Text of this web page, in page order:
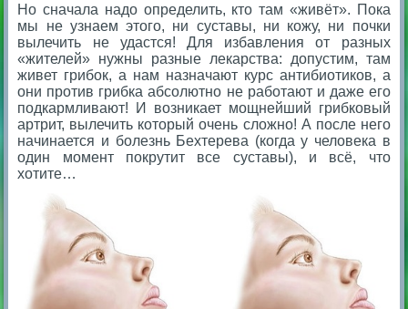
Но сначала надо определить, кто там «живёт». Пока
мы не узнаем этого, ни суставы, ни кожу, ни почки
вылечить не удастся! Для избавления от разных
«жителей» нужны разные лекарства: допустим, там
живет грибок, а нам назначают курс антибиотиков, а
они против грибка абсолютно не работают и даже его
подкармливают! И возникает мощнейший грибковый
артрит, вылечить который очень сложно! А после него
начинается и болезнь Бехтерева (когда у человека в
один момент покрутит все суставы), и всё, что
хотите…